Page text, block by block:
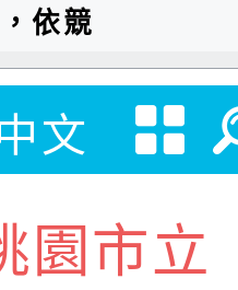
依競
文
園市立